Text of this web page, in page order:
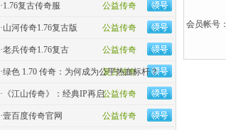
公益传奇
·1.76复古传奇服
公益传奇
·山河传奇1.76复古版
公益传奇
·老兵传奇1.76复古
复古传奇
·绿色 1.70 传奇：为何成为公平热血标杆？
公益传奇
· 《江山传奇》：经典IP再启
公益传奇
·壹百度传奇官网
会员帐号：